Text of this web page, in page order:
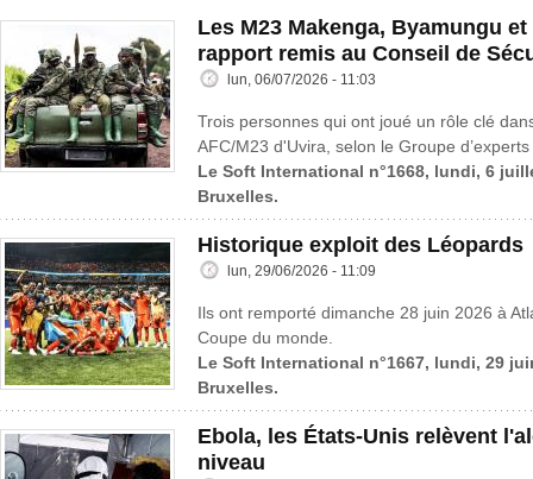
Les M23 Makenga, Byamungu
rapport remis au Conseil de
lun, 06/07/2026 - 11:03
Trois personnes qui ont joué un rôle clé
AFC/M23 d'Uvira, selon le Groupe
Le Soft International n°1668, lundi, 6
Bruxelles.
Historique exploit des Léopards
lun, 29/06/2026 - 11:09
Ils ont remporté dimanche 28 juin 2026 à
Coupe du monde.
Le Soft International n°1667, lundi, 29
Bruxelles.
Ebola, les États-Unis relèvent
niveau